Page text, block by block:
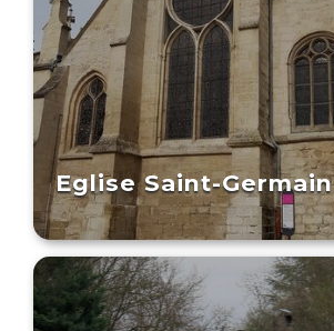
Eglise Saint-Germain